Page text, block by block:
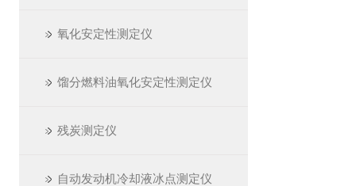
氧化安定性测定仪
馏分燃料油氧化安定性测定仪
残炭测定仪
自动发动机冷却液冰点测定仪